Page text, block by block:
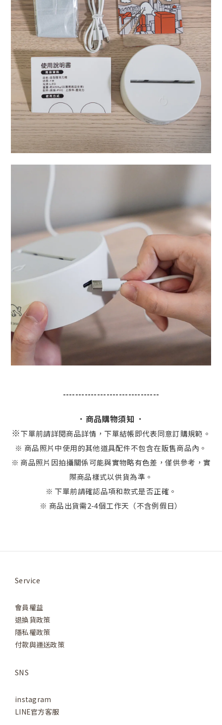
-------------------------------
．商品購物須知 ．
※下單前請詳閱商品詳情，下單結帳即代表同意訂購規範。
※ 商品照片中使用的其他道具配件不包含在販售商品內。
※ 商品照片因拍攝關係可能與實物略有色差，僅供參考，實
際商品樣式以供貨為準。
※ 下單前請確認品項和款式是否正確。
※ 商品出貨需2-4個工作天（不含例假日）
Service
會員權益
退換貨政策
隱私權政策
付款與運送政策
SNS
instagram
LINE官方客服